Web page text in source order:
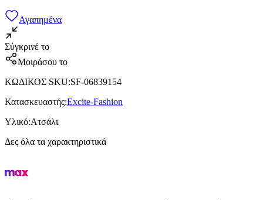
Αγαπημένα
Σύγκρινέ το
Μοιράσου το
ΚΩΔΙΚΟΣ SKU:SF-06839154
Κατασκευαστής:Excite-Fashion
Υλικό:Ατσάλι
Δες όλα τα χαρακτηριστικά